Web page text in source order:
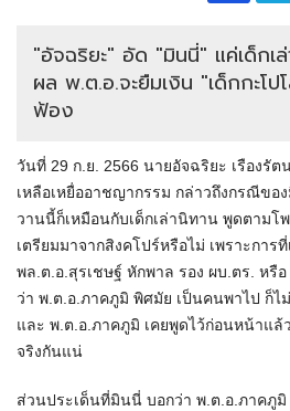
"อัจฉริยะ" อัด "มินนี่" แค่เด็กเ
ผล พ.ต.อ.จะยืมเงิน "เด็กกะโ
ฟ้อง
วันที่ 29 ก.ย. 2566 นายอัจฉริยะ เรืองรั
เหลือเหยื่ออาชญากรรม กล่าวถึงกรณีขอ
วานนี้ก็เหมือนกับเด็กเล่านิทาน พูดตามโ
เตรียมมาจากสิงคโปร์หรือไม่ เพราะการที่
พล.ต.อ.สุรเชษฐ์ หักพาล รอง ผบ.ตร. หรื
ว่า พ.ต.อ.ภาคภูมิ พิศมัย เป็นคนพาไป ก็ไ
และ พ.ต.อ.ภาคภูมิ เคยพูดไว้ก่อนหน้าแล้
จริงกันแน่
ส่วนประเด็นที่มินนี่ บอกว่า พ.ต.อ.ภาคภูมิ